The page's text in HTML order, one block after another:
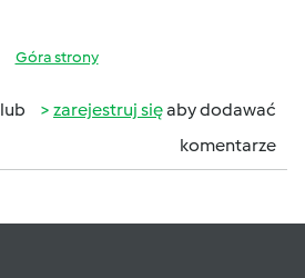
Góra strony
lub zarejestruj sięaby dodawać
komentarze